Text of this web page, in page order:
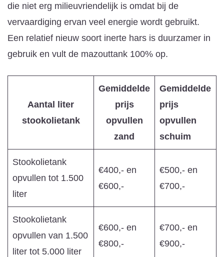
die niet erg milieuvriendelijk is omdat bij de
vervaardiging ervan veel energie wordt gebruikt.
Een relatief nieuw soort inerte hars is duurzamer in
gebruik en vult de mazouttank 100% op.
Aantal liter
stookolietank
Gemiddelde
prijs
opvullen
zand
Gemiddelde
prijs
opvullen
schuim
Stookolietank
opvullen tot 1.500
liter
€400,- en
€600,-
€500,- en
€700,-
Stookolietank
opvullen van 1.500
liter tot 5.000 liter
€600,- en
€800,-
€700,- en
€900,-